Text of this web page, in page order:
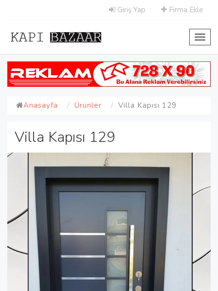
Giriş Yap Firma Ekle
Anasayfa Ürünler Villa Kapısı 129
Villa Kapısı 129